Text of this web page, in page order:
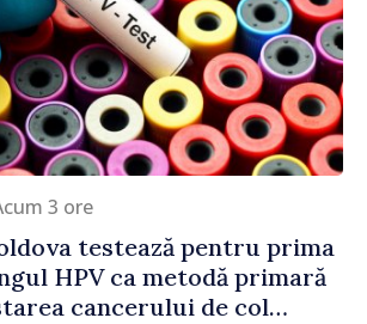
3 ore
testează pentru prima
HPV ca metodă primară
cancerului de col